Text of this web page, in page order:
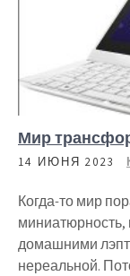
Мир
14 ИЮНЯ 2023
Когда-то мир
домашними
нереальной.